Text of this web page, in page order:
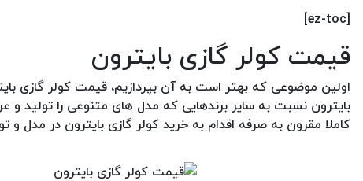
[ez-toc]
قیمت کولر گازی بایترون
اولین موضوعی که بهتر است به آن بپردازیم، قیمت کولر گازی
بایترون نسبت به سایر برندهایی که مدل های متنوعی را تولید و
کاملا مقرون به صرفه اقدام به خرید کولر گازی بایترون در مدل